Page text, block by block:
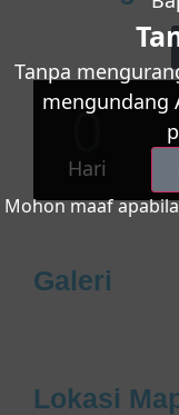
0
Hari
Galeri
Lokasi
Tanpa
mengundang
Mohon maaf